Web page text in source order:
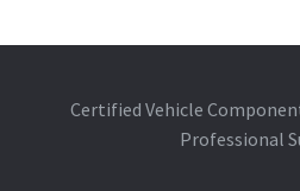
Certified Vehicle
Professional